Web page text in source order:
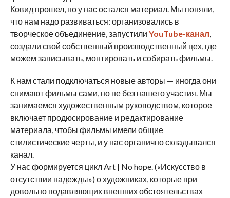
Ковид прошел, но у нас остался материал. Мы поняли,
что нам надо развиваться: организовались в
творческое объединение, запустили YouTube-канал,
создали свой собственный производственный цех, где
можем записывать, монтировать и собирать фильмы.
К нам стали подключаться новые авторы — иногда они
снимают фильмы сами, но не без нашего участия. Мы
занимаемся художественным руководством, которое
включает продюсирование и редактирование
материала, чтобы фильмы имели общие
стилистические черты, и у нас органично складывался
канал.
У нас формируется цикл Art | No hope. («Искусство в
отсутствии надежды») о художниках, которые при
довольно подавляющих внешних обстоятельствах